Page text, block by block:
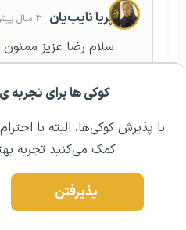
کوکی ها برای تجربه
با پذیرش کوکی‌ها، البته با
کمک می‌کنید تجربه
پذیرفتن
مشــاوره اولیه رایگان: ۰۲۱ ۴۳۰۰۰ ۰۲۱
پریا نایب‌یان ۳ سال پیش
سلام رضا عزیز ممنون
خونواده گوتوتی‌آر،
شرایط خودتون
ارتباط خواهند
داشتید حتما با ما در
باشید